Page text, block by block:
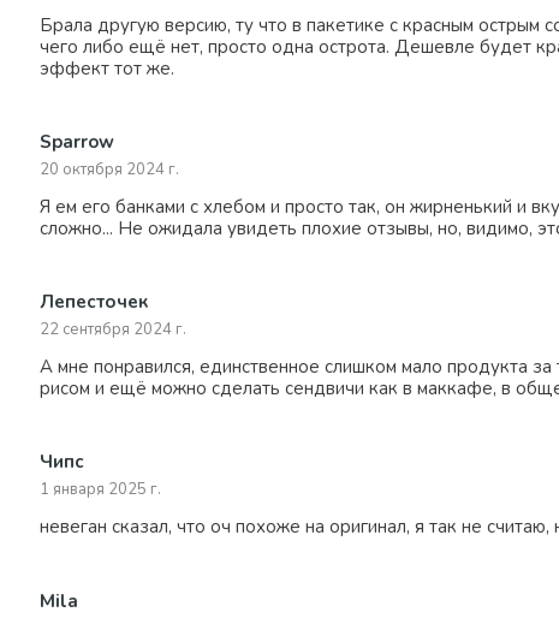
Брала другую версию, ту что в пакетике с красным острым
чего либо ещё нет, просто одна острота. Дешевле будет
эффект тот же.
Sparrow
20 октября 2024 г.
Я ем его банками с хлебом и просто так, он жирненький и
сложно... Не ожидала увидеть плохие отзывы, но, видимо,
Лепесточек
22 сентября 2024 г.
А мне понравился, единственное слишком мало продукта
рисом и ещё можно сделать сендвичи как в маккафе, в
Чипс
1 января 2025 г.
невеган сказал, что оч похоже на оригинал, я так не
Mila